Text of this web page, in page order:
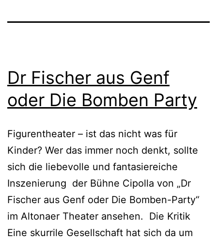
Dr Fischer aus Genf
oder Die Bomben Party
Figurentheater – ist das nicht was für
Kinder? Wer das immer noch denkt, sollte
sich die liebevolle und fantasiereiche
Inszenierung der Bühne Cipolla von „Dr
Fischer aus Genf oder Die Bomben-Party“
im Altonaer Theater ansehen. Die Kritik
Eine skurrile Gesellschaft hat sich da um